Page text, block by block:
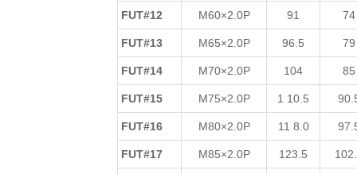
FUT#12 M60×2.0P 91 74
FUT#13 M65×2.0P 96.5 79
FUT#14 M70×2.0P 104 85
FUT#15 M75×2.0P 1 10.5
FUT#16 M80×2.0P 11 8.0
FUT#17 M85×2.0P 123.5